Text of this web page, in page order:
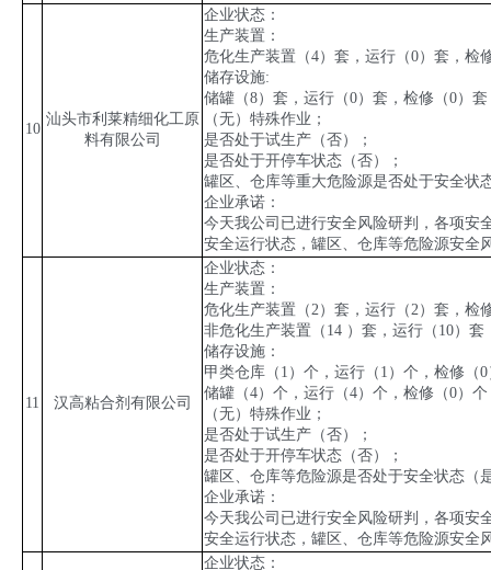
10
汕头市利莱精细化工原
料有限公司
企业状态：
生产装置：
危化生产装置（4）套，运行（0）套，检
储存设施:
储罐（8）套，运行（0）套，检修（0）
（无）特殊作业；
是否处于试生产（否）；
是否处于开停车状态（否）；
罐区、仓库等重大危险源是否处于安全状
企业承诺：
今天我公司已进行安全风险研判，各项安
安全运行状态，罐区、仓库等危险源安全
11 汉高粘合剂有限公司
企业状态：
生产装置：
危化生产装置（2）套，运行（2）套，检
非危化生产装置（ 14 ）套，运行（ 10）套
储存设施：
甲类仓库（ 1 ）个，运行（ 1 ）个，检修（0
储罐（4）个，运行（4）个，检修（0）
（无）特殊作业；
是否处于试生产（否）；
是否处于开停车状态（否）；
罐区、仓库等危险源是否处于安全状态（
企业承诺：
今天我公司已进行安全风险研判，各项安
安全运行状态，罐区、仓库等危险源安全
企业状态：